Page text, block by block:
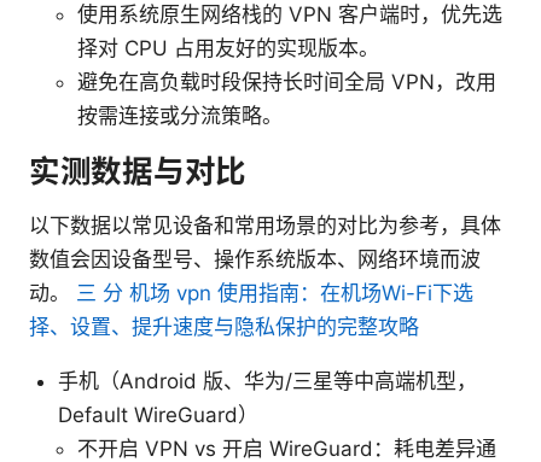
使用系统原生网络栈的 VPN 客户端时，优先选
择对 CPU 占用友好的实现版本。
避免在高负载时段保持长时间全局 VPN，改用
按需连接或分流策略。
实测数据与对比
以下数据以常见设备和常用场景的对比为参考，具体
数值会因设备型号、操作系统版本、网络环境而波
动。 三 分 机场 vpn 使用指南：在机场Wi-Fi下选
择、设置、提升速度与隐私保护的完整攻略
手机（Android 版、华为/三星等中高端机型，
Default WireGuard）
不开启 VPN vs 开启 WireGuard：耗电差异通